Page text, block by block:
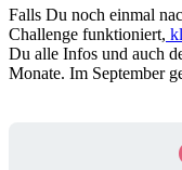
Falls Du noch einmal
Challenge funktioniert,
Du alle Infos und auch
Monate. Im September